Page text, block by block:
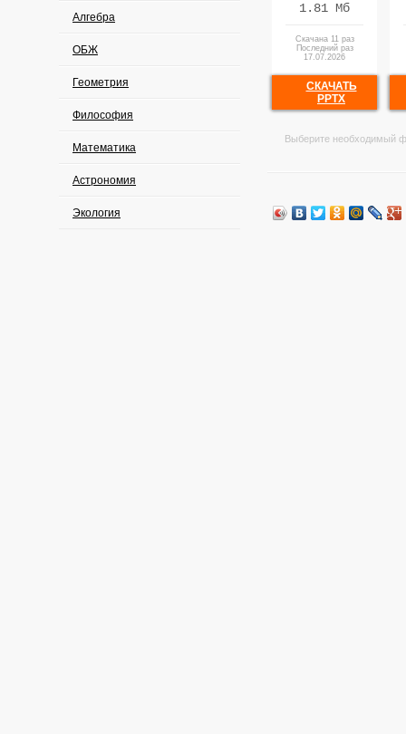
Алгебра
ОБЖ
Геометрия
Философия
Математика
Астрономия
Экология
1.81 Мб
Скачана 11 раз
Последний раз
17.07.2026
СКАЧАТЬ
PPTX
Выберите необходимый